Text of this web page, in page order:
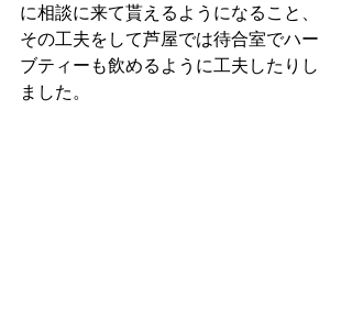
に相談に来て貰えるようになること、
その工夫をして芦屋では待合室でハー
ブティーも飲めるように工夫したりし
ました。